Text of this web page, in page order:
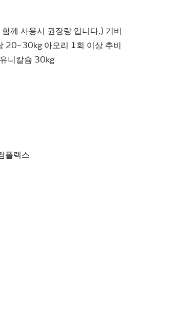
께 사용시 권장량 입니다.) 기비
20~30kg 아오리 1회 이상 추비
니칼슘 30kg